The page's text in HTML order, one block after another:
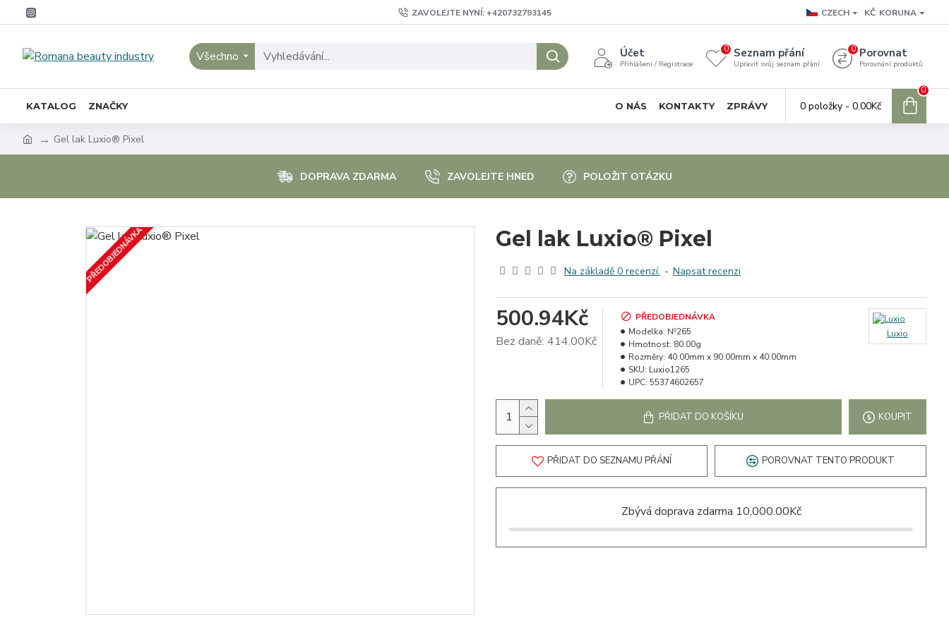
ZAVOLEJTE NYNÍ: +420732793145 CZECH KČ KORUNA
Všechno Účet
Přihlášení / Registrace
Seznam přání
Upravit svůj seznam přání
0 Porovnat
Porovnání produktů
0
KATALOG ZNAČKY O NÁS KONTAKTY ZPRÁVY 0 položky - 0.00Kč
0
Gel lak Luxio® Pixel
DOPRAVA ZDARMA ZAVOLEJTE HNED POLOŽIT OTÁZKU
PŘEDOBJEDNÁVKA Gel lak Luxio® Pixel
Na základě 0 recenzí. - Napsat recenzi
500.94Kč
Bez daně: 414.00Kč
PŘEDOBJEDNÁVKA
Modelka: №265
Hmotnost: 80.00g
Rozměry: 40.00mm x 90.00mm x 40.00mm
SKU: Luxio1265
UPC: 55374602657
Luxio
PŘIDAT DO KOŠÍKU KOUPIT
PŘIDAT DO SEZNAMU PŘÁNÍ POROVNAT TENTO PRODUKT
Zbývá doprava zdarma 10,000.00Kč